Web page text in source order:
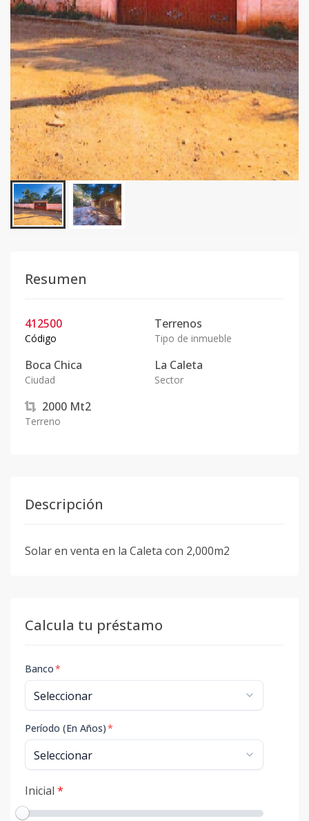
Resumen
412500
Código
Terrenos
Tipo de inmueble
Boca Chica
Ciudad
La Caleta
Sector
2000 Mt2
Terreno
Descripción
Solar en venta en la Caleta con 2,000m2
Calcula tu préstamo
Banco*
Período (En Años)*
Inicial *